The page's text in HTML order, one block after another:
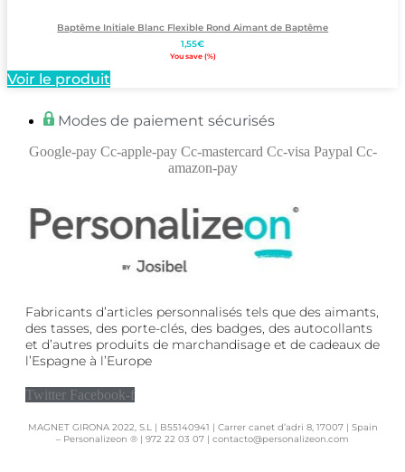
Baptême Initiale Blanc Flexible Rond Aimant de Baptême
1,55€
You save (%)
Voir le produit
Modes de paiement sécurisés
Google-pay Cc-apple-pay Cc-mastercard Cc-visa Paypal Cc-
amazon-pay
Fabricants d’articles personnalisés tels que des aimants,
des tasses, des porte-clés, des badges, des autocollants
et d’autres produits de marchandisage et de cadeaux de
l’Espagne à l’Europe
Twitter Facebook-f
MAGNET GIRONA 2022, S.L | B55140941 | Carrer canet d’adri 8, 17007 | Spain
– Personalizeon ® | 972 22 03 07 | contacto@personalizeon.com